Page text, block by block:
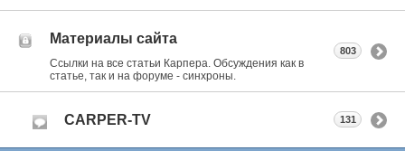
Материалы сайта
Ссылки на все статьи Карпера. Обсуждения как в
статье, так и на форуме - синхроны.
803
CARPER-TV 131